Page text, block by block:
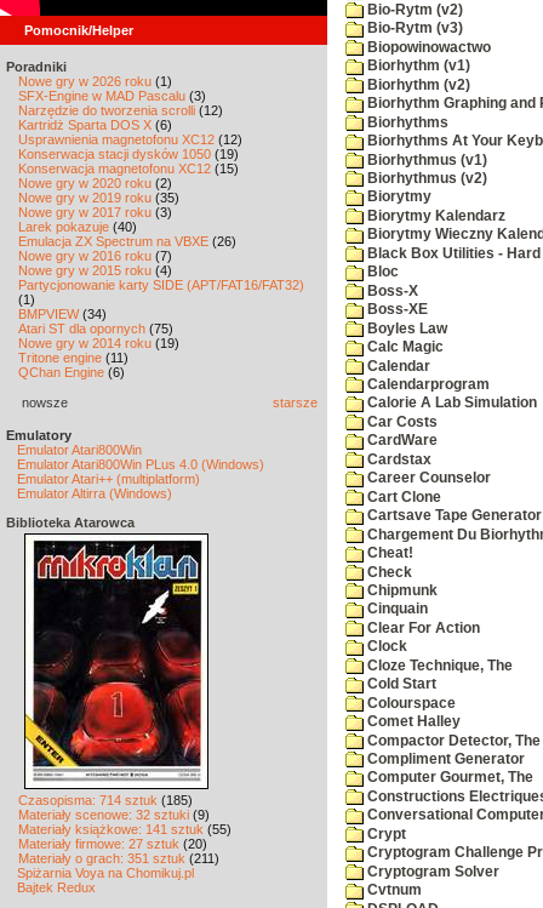
Pomocnik/Helper
Poradniki
Nowe gry w 2026 roku (1)
SFX-Engine w MAD Pascalu (3)
Narzędzie do tworzenia scrolli (12)
Kartridż Sparta DOS X (6)
Usprawnienia magnetofonu XC12 (12)
Konserwacja stacji dysków 1050 (19)
Konserwacja magnetofonu XC12 (15)
Nowe gry w 2020 roku (2)
Nowe gry w 2019 roku (35)
Nowe gry w 2017 roku (3)
Larek pokazuje (40)
Emulacja ZX Spectrum na VBXE (26)
Nowe gry w 2016 roku (7)
Nowe gry w 2015 roku (4)
Partycjonowanie karty SIDE (APT/FAT16/FAT32)
(1)
BMPVIEW(34)
Atari ST dla opornych (75)
Nowe gry w 2014 roku (19)
Tritone engine (11)
QChan Engine (6)
nowsze starsze
Emulatory
Emulator Atari800Win
Emulator Atari800Win PLus 4.0 (Windows)
Emulator Atari++ (multiplatform)
Emulator Altirra (Windows)
Biblioteka Atarowca
Czasopisma: 714 sztuk (185)
Materiały scenowe: 32 sztuki (9)
Materiały książkowe: 141 sztuk (55)
Materiały firmowe: 27 sztuk (20)
Materiały o grach: 351 sztuk (211)
Spiżarnia Voya na Chomikuj.pl
Bajtek Redux
Bio-Rytm (v2)
Bio-Rytm (v3)
Biopowinowactwo
Biorhythm (v1)
Biorhythm (v2)
Biorhythm Graphing and
Biorhythms
Biorhythms At Your
Biorhythmus (v1)
Biorhythmus (v2)
Biorytmy
Biorytmy Kalendarz
Biorytmy Wieczny
Black Box Utilities -
Bloc
Boss-X
Boss-XE
Boyles Law
Calc Magic
Calendar
Calendarprogram
Calorie A Lab Simulation
Car Costs
CardWare
Cardstax
Career Counselor
Cart Clone
Cartsave Tape Generator
Chargement Du
Cheat!
Check
Chipmunk
Cinquain
Clear For Action
Clock
Cloze Technique, The
Cold Start
Colourspace
Comet Halley
Compactor Detector, The
Compliment Generator
Computer Gourmet, The
Constructions
Conversational
Crypt
Cryptogram Challenge
Cryptogram Solver
Cvtnum